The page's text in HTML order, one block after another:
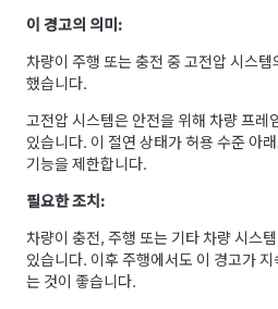
이 경고의 의미:
차량이 주행 또는 충전 중 고전압 시스템
했습니다.
고전압 시스템은 안전을 위해 차량 프레
있습니다. 이 절연 상태가 허용 수준 아
기능을 제한합니다.
필요한 조치:
차량이 충전, 주행 또는 기타 차량 시스
있습니다. 이후 주행에서도 이 경고가
는 것이 좋습니다.